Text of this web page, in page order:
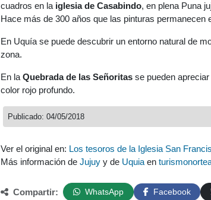
cuadros en la iglesia de Casabindo, en plena Puna
Hace más de 300 años que las pinturas permanecen
En Uquía se puede descubrir un entorno natural de
zona.
En la Quebrada de las Señoritas se pueden
color rojo profundo.
Publicado: 04/05/2018
Ver el original en: Los tesoros de la Iglesia San
Más información de Jujuy y de Uquia en
Compartir: WhatsApp Facebook